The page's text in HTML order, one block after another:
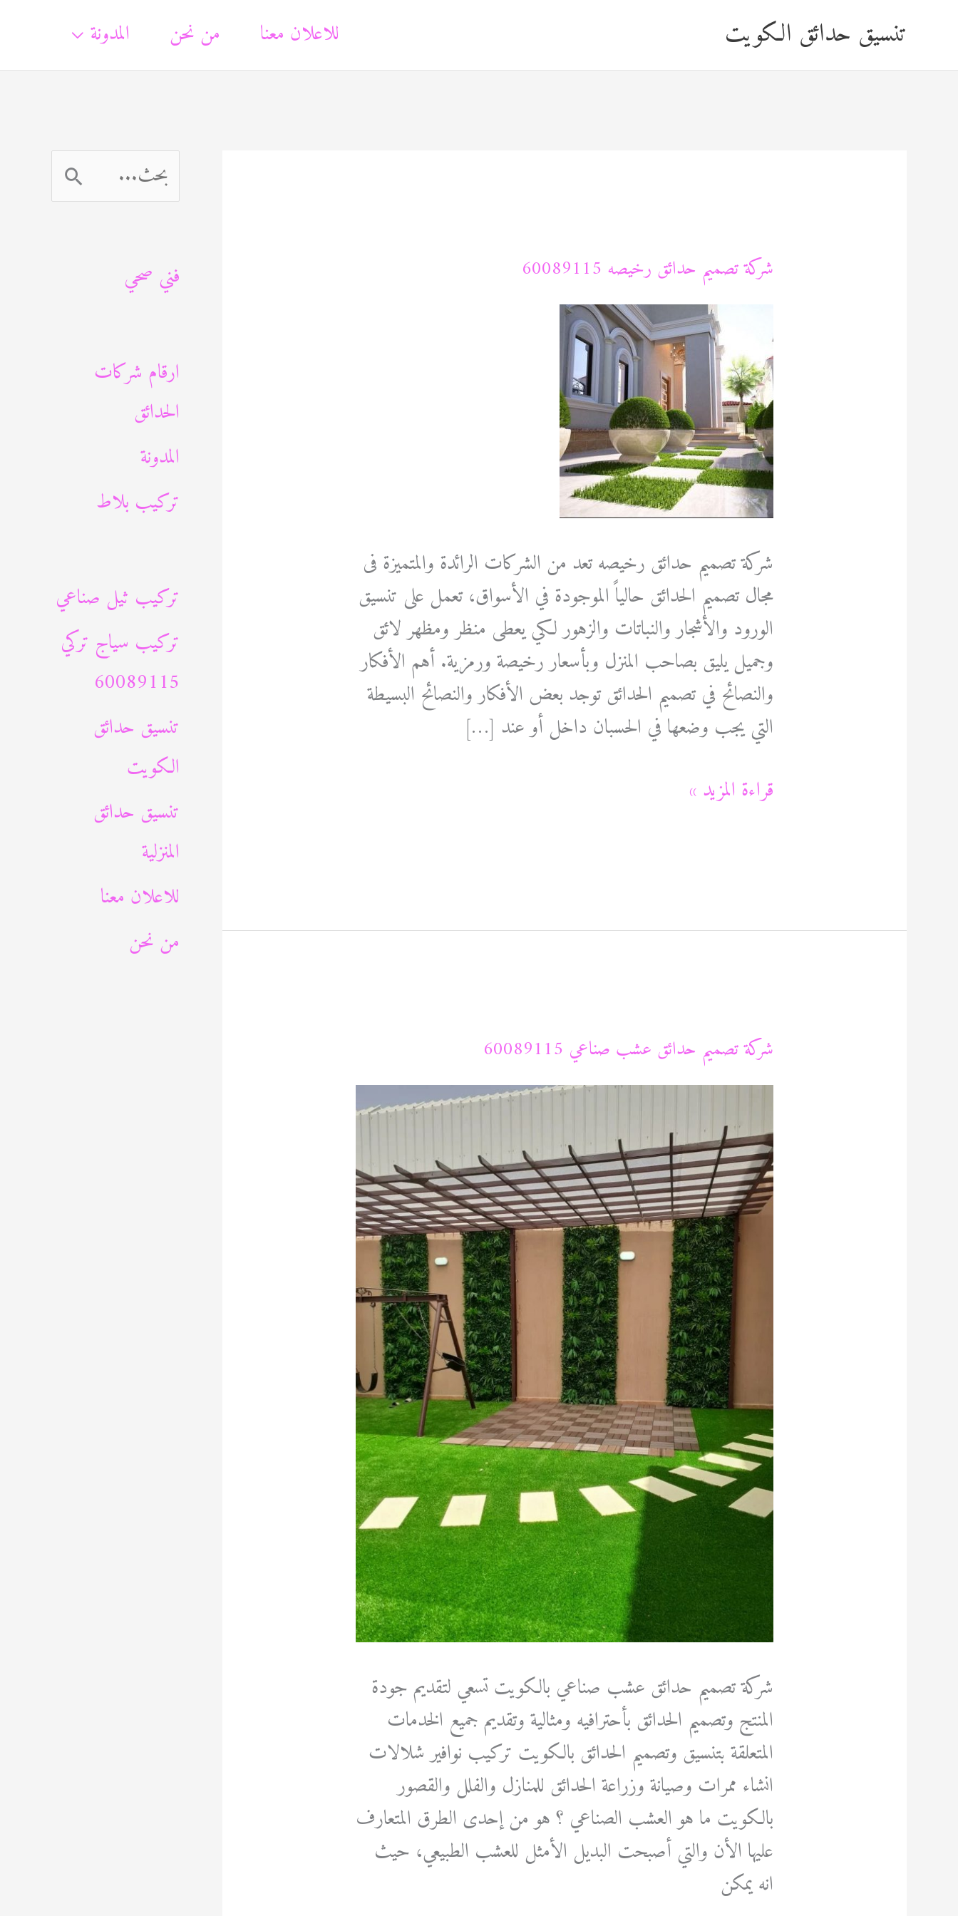
المحتوى
تنسيق حدائق الكويت للاعلان معنا من نحن المدونة
شركة تصميم حدائق رخيصه 60089115
شركة تصميم حدائق رخيصه تعد من الشركات الرائدة والمتميزة فى
مجال تصميم الحدائق حالياً الموجودة في الأسواق، تعمل على تنسيق
الورود والأشجار والنباتات والزهور لكي يعطى منظر ومظهر لائق
وجميل يليق بصاحب المنزل وبأسعار رخيصة ورمزية. أهم الأفكار
والنصائح في تصميم الحدائق توجد بعض الأفكار والنصائح البسيطة
التي يجب وضعها في الحسبان داخل أو عند […]
شركة
60089115
قراءة المزيد »
شركة تصميم حدائق عشب صناعي 60089115
شركة تصميم حدائق عشب صناعي بالكويت تسعي لتقديم جودة
المنتج وتصميم الحدائق بأحترافيه ومثالية وتقديم جميع الخدمات
المتعلقة بتنسيق وتصميم الحدائق بالكويت تركيب نوافير شلالات
انشاء ممرات وصيانة وزراعة الحدائق للمنازل والفلل والقصور
بالكويت ما هو العشب الصناعي ؟ هو من إحدى الطرق المتعارف
عليها الأن والتي أصبحت البديل الأمثل للعشب الطبيعي، حيث
انه يمكن
ل
ح
ع
ن
:
فني صحي
ارقام شركات
الحدائق
المدونة
تركيب بلاط
تركيب ثيل صناعي
تركيب سياج تركي
60089115
تنسيق حدائق
الكويت
تنسيق حدائق
المنزلية
للاعلان معنا
من نحن